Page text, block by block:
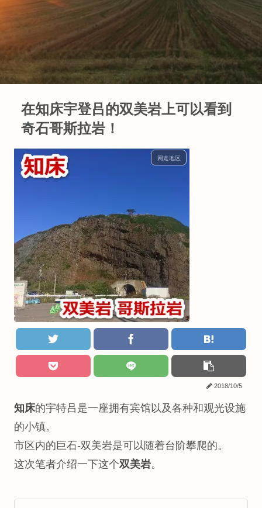
在知床宇登吕的双美岩上可以看到
奇石哥斯拉岩！
网走地区
2018/10/5
知床的宇特吕是一座拥有宾馆以及各种和观光设施
的小镇。
市区内的巨石-双美岩是可以随着台阶攀爬的。
这次笔者介绍一下这个双美岩。